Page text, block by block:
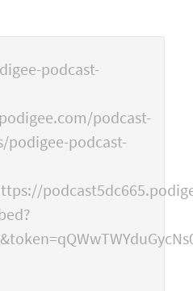
podcast-
podcast-
podigee-podcast-